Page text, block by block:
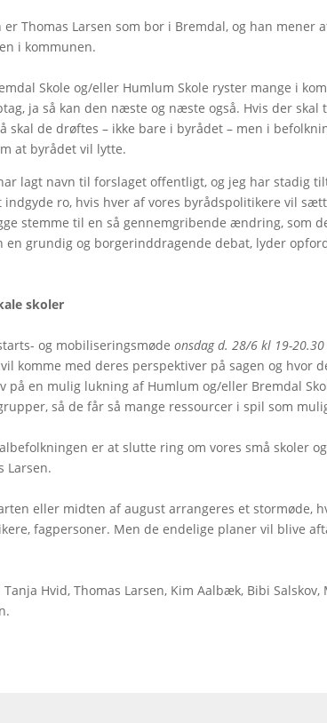
Thomas Larsen som bor i Bremdal, og han mener
i kommunen.
Skole og/eller Humlum Skole ryster mange i
ja så kan den næste og næste også. Hvis der skal
skal de drøftes – ikke bare i byrådet – men i
at byrådet vil lytte.
lagt navn til forslaget offentligt, og jeg har stadig
ro, hvis hver af vores byrådspolitikere vil
stemme til en så gennemgribende ændring, som
en grundig og borgerinddragende debat, lyder
skoler
og mobiliseringsmødeonsdag d. 28/6 kl 19-
komme med deres perspektiver på sagen og hvor
på en mulig lukning af Humlum og/eller Bremdal
så de får så mange ressourcer i spil som
er at slutte ring om vores små skoler
Larsen.
eller midten af august arrangeres et stormøde,
fagpersoner. Men de endelige planer vil blive
Hvid, Thomas Larsen, Kim Aalbæk, Bibi Salskov,